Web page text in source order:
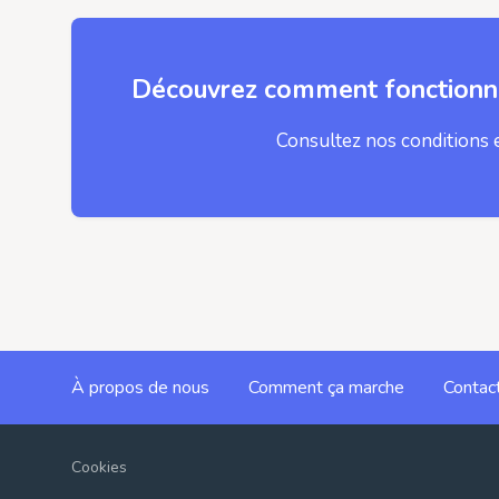
Découvrez comment
Consultez nos conditions
À propos de nous Comment ça marche
Cookies